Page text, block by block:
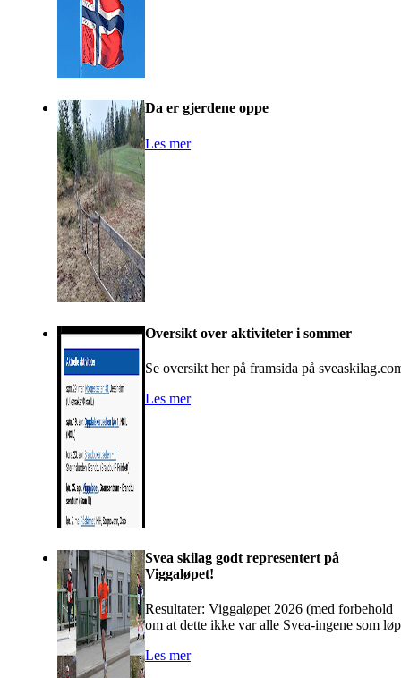
Da er gjerdene oppe
Les mer
Oversikt over aktiviteter i sommer
Se oversikt her på framsida på
Les mer
Svea skilag godt representert på
Viggaløpet!
Resultater: Viggaløpet 2026 (med forbehold
om at dette ikke var alle Svea-ingene som
Les mer